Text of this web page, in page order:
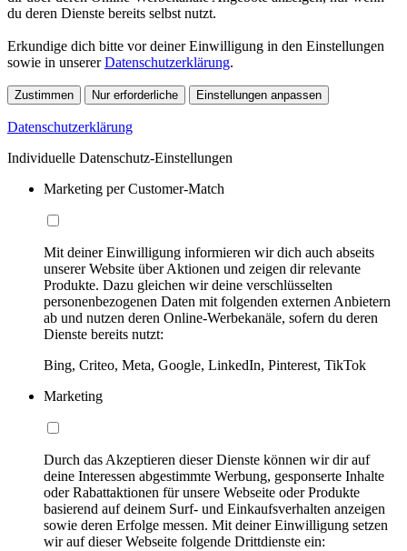
du deren Dienste bereits selbst nutzt.
Erkundige dich bitte vor deiner Einwilligung in den Einstellungen
sowie in unsererDatenschutzerklärung.
Zustimmen Nur erforderliche Einstellungen anpassen
Datenschutzerklärung
Individuelle Datenschutz-Einstellungen
Marketing per Customer-Match
Mit deiner Einwilligung informieren wir dich auch abseits
unserer Website über Aktionen und zeigen dir relevante
Produkte. Dazu gleichen wir deine verschlüsselten
personenbezogenen Daten mit folgenden externen Anbietern
ab und nutzen deren Online-Werbekanäle, sofern du deren
Dienste bereits nutzt:
Bing, Criteo, Meta, Google, LinkedIn, Pinterest, TikTok
Marketing
Durch das Akzeptieren dieser Dienste können wir dir auf
deine Interessen abgestimmte Werbung, gesponserte Inhalte
oder Rabattaktionen für unsere Webseite oder Produkte
basierend auf deinem Surf- und Einkaufsverhalten anzeigen
sowie deren Erfolge messen. Mit deiner Einwilligung setzen
wir auf dieser Webseite folgende Drittdienste ein: